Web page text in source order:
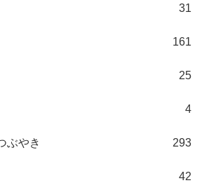
31
161
25
4
ぶやき 293
42